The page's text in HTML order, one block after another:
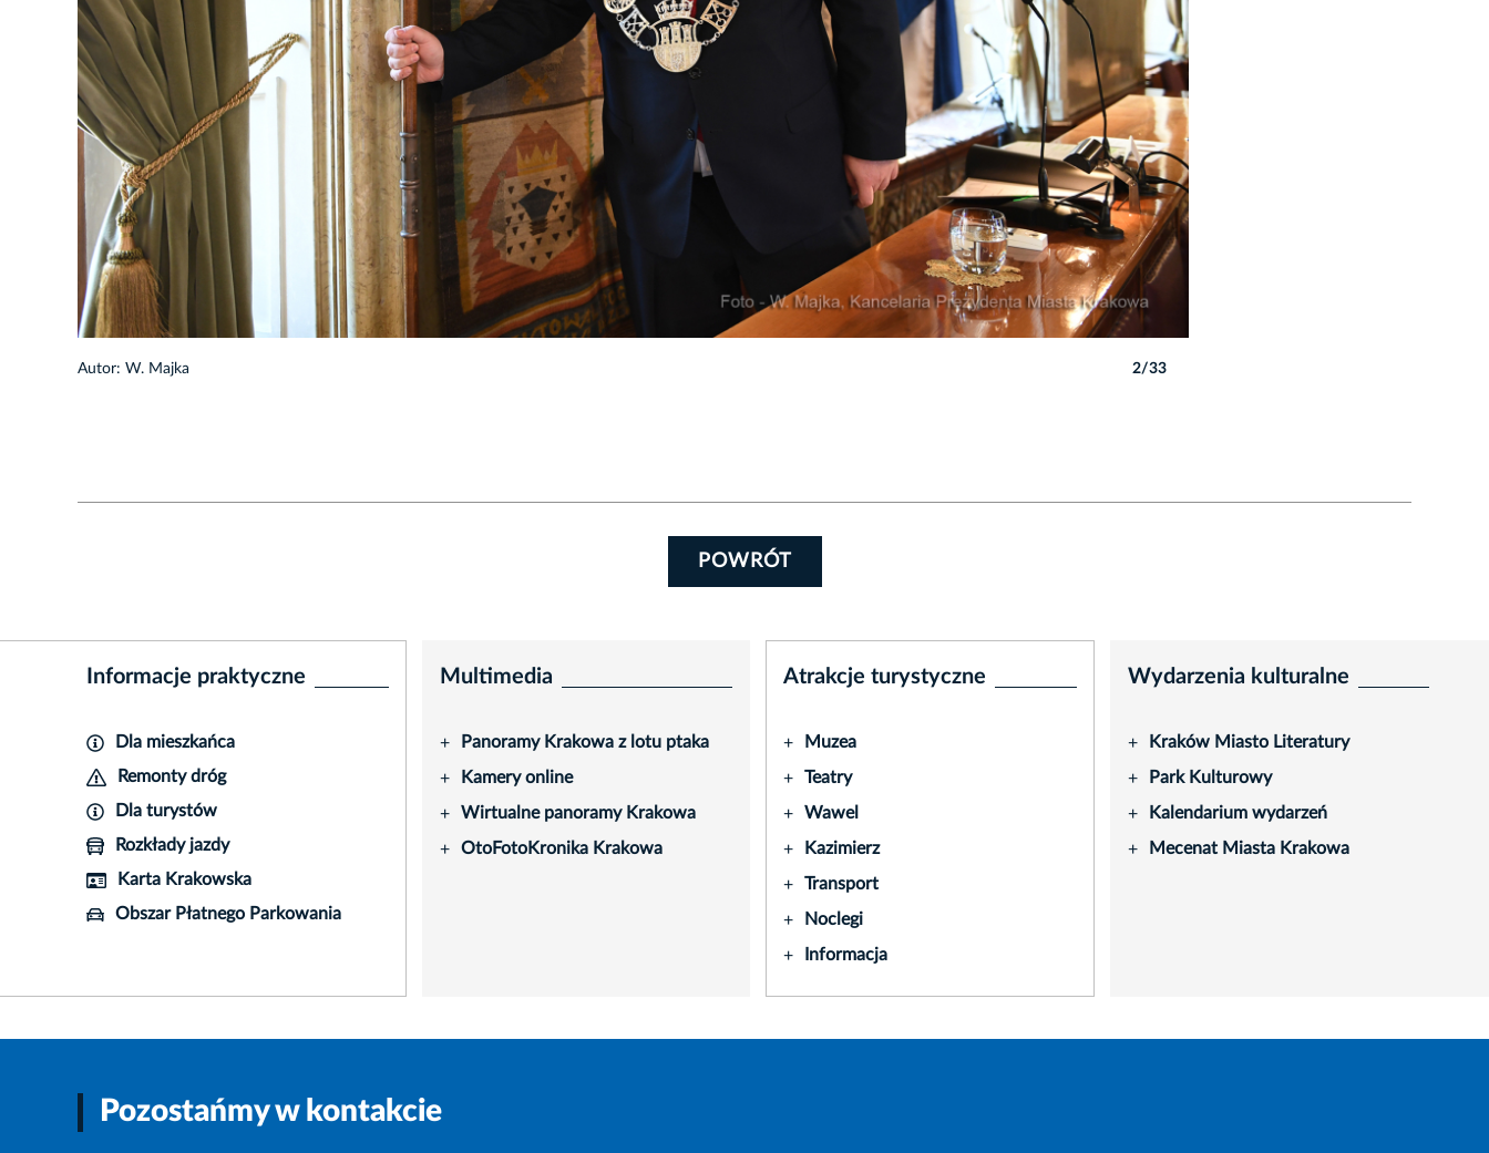
Autor: W. Majka 2/33
POWRÓT
Informacje praktyczne
Dla mieszkańca
Remonty dróg
Dla turystów
Rozkłady jazdy
Karta Krakowska
Obszar Płatnego Parkowania
Multimedia
+ Panoramy Krakowa z lotu ptaka
+ Kamery online
+ Wirtualne panoramy Krakowa
+ OtoFotoKronika Krakowa
Atrakcje turystyczne
+ Muzea
+ Teatry
+ Wawel
+ Kazimierz
+ Transport
+ Noclegi
+ Informacja
Wydarzenia kulturalne
+ Kraków Miasto Literatury
+ Park Kulturowy
+ Kalendarium wydarzeń
+ Mecenat Miasta Krakowa
Pozostańmy w kontakcie